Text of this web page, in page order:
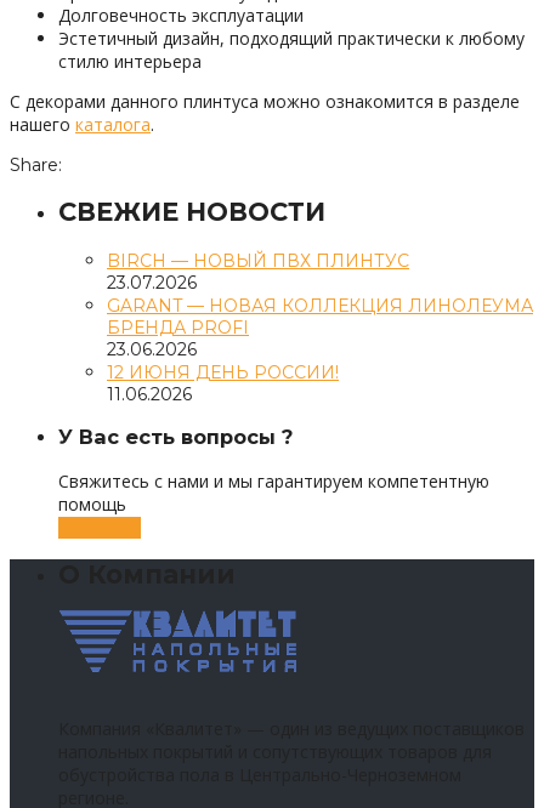
Долговечность эксплуатации
Эстетичный дизайн, подходящий практически к любому
стилю интерьера
С декорами данного плинтуса можно ознакомится в разделе
нашего каталога.
Share:
СВЕЖИЕ НОВОСТИ
BIRCH — НОВЫЙ ПВХ ПЛИНТУС
23.07.2026
GARANT — НОВАЯ КОЛЛЕКЦИЯ ЛИНОЛЕУМА
БРЕНДА PROFI
23.06.2026
12 ИЮНЯ ДЕНЬ РОССИИ!
11.06.2026
У Вас есть вопросы ?
Свяжитесь с нами и мы гарантируем компетентную
помощь